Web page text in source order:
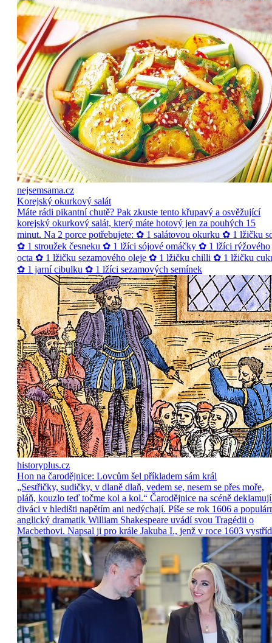
nejsemsama.cz
Korejský okurkový salát
Máte rádi pikantní chutě? Pak zkuste tento křupavý a osvěžující
korejský okurkový salát, který máte hotový jen za pouhých 15
minut. Na 2 porce potřebujete: ✿ 1 salátovou okurku ✿ 1 lžičku
✿ 1 stroužek česneku ✿ 1 lžíci sójové omáčky ✿ 1 lžíci rýžového
octa ✿ 1 lžičku sezamového oleje ✿ 1 lžičku chilli ✿ 1 lžičku
✿ 1 jarní cibulku ✿ 1 lžíci sezamových semínek
historyplus.cz
Hon na čarodějnice: Lovcům šel příkladem sám král
„Sestřičky, sudičky, v dlaně dlaň, vedem se, nesem se přes moře,
pláň, kouzlo teď točme kol a kol.“ Čarodějnice na scéně
diváci v hledišti napětím ani nedýchají. Píše se rok 1606 a
anglický dramatik William Shakespeare uvádí svou Tragédii o
Macbethovi. Napsal ji pro krále Jakuba I., jenž v roce 1603